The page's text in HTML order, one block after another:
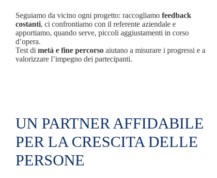
Seguiamo da vicino ogni progetto: raccogliamo feedback
costanti, ci confrontiamo con il referente aziendale e
apportiamo, quando serve, piccoli aggiustamenti in corso
d’opera.
Test di metà e fine percorso aiutano a misurare i progressi e a
valorizzare l’impegno dei partecipanti.
UN PARTNER AFFIDABILE
PER LA CRESCITA DELLE
PERSONE